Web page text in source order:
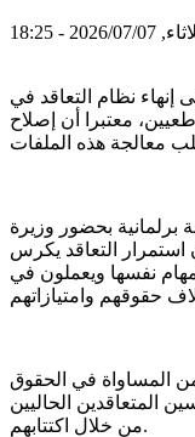
2026/07/07 - 18:25
إنهاء نظام التعاقد في
معتبرا أن إصلاح
بحضور وزيرة
استمرار التعاقد يكرس
نفسها ويعملون في
المساواة في الحقوق
المتعاقدين الحاليين
من خلال اكتتابهم.